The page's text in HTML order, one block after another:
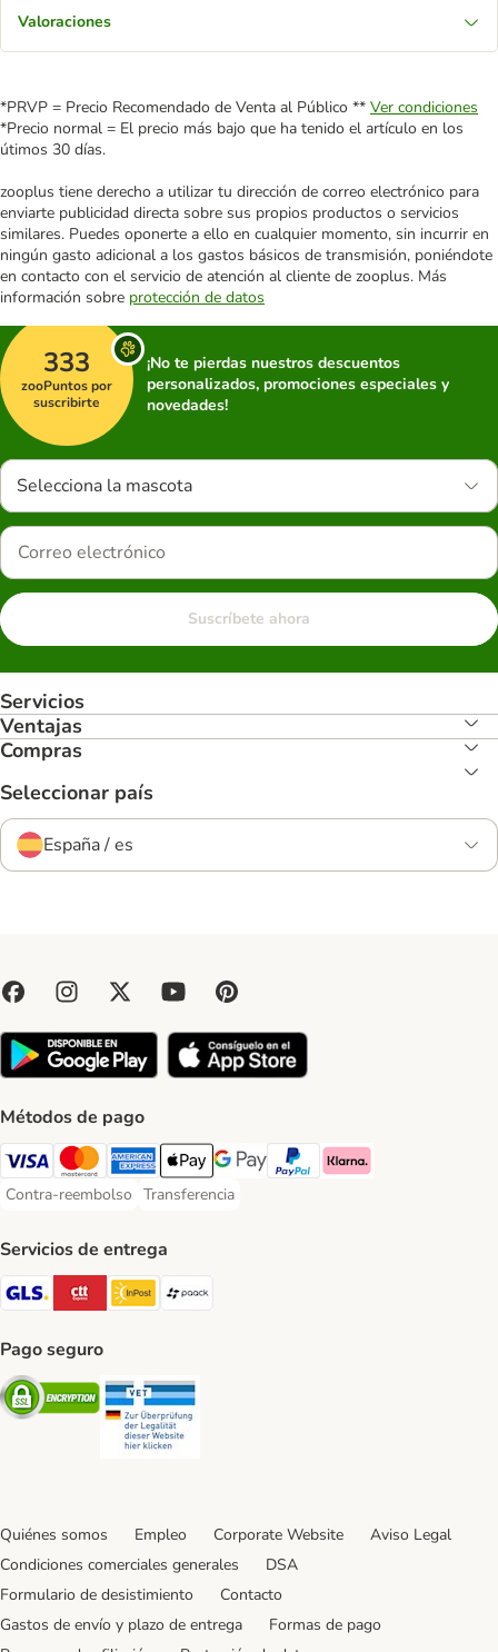
Valoraciones
*PRVP = Precio Recomendado de Venta al Público ** Ver condiciones
*Precio normal = El precio más bajo que ha tenido el artículo en los
útimos 30 días.
zooplus tiene derecho a utilizar tu dirección de correo electrónico para
enviarte publicidad directa sobre sus propios productos o servicios
similares. Puedes oponerte a ello en cualquier momento, sin incurrir en
ningún gasto adicional a los gastos básicos de transmisión, poniéndote
en contacto con el servicio de atención al cliente de zooplus. Más
información sobre protección de datos
333
zooPuntos por
suscribirte
¡No te pierdas nuestros descuentos
personalizados, promociones especiales y
novedades!
Selecciona la mascota
Suscríbete ahora
Servicios
Ventajas
Compras
Seleccionar país
España / es
Métodos de pago
Visa Payment Method
Mastercard Payment Method
American Express Payment Method
Apple Pay Payment Method
Google Pay Payment Method
PayPal Payment Method
Klarna Payment Method
Contra-reembolso
Contra-reembolso Payment Method
Transferencia
Transferencia Payment Method
Servicios de entrega
GLS Shipping Method
CTTExpress Shipping Method
InPost Shipping Method
paack Shipping Method
Pago seguro
Security
Quiénes somos Empleo Corporate Website
Aviso Legal
Condiciones comerciales generales
DSA
Formulario de desistimiento
Contacto
Gastos de envío y plazo de entrega
Formas de pago